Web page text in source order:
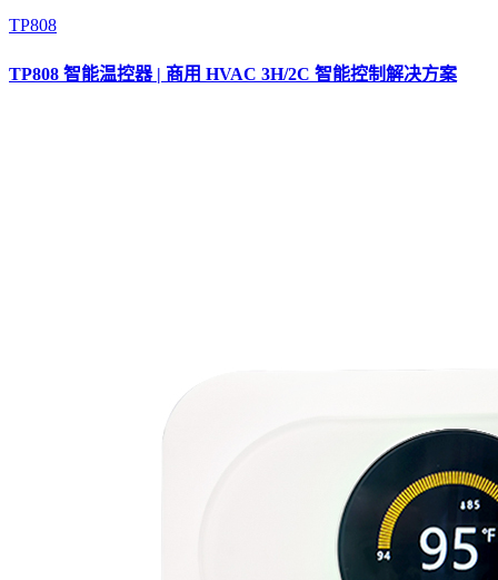
TP808
TP808 智能温控器 | 商用 HVAC 3H/2C 智能控制解决方案